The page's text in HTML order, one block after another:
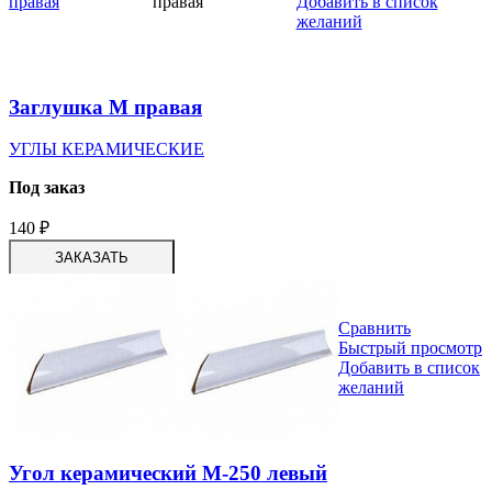
желаний
Заглушка М правая
УГЛЫ КЕРАМИЧЕСКИЕ
Под заказ
140 ₽
ЗАКАЗАТЬ
Сравнить
Быстрый просмотр
Добавить в список
желаний
Угол керамический М-250 левый